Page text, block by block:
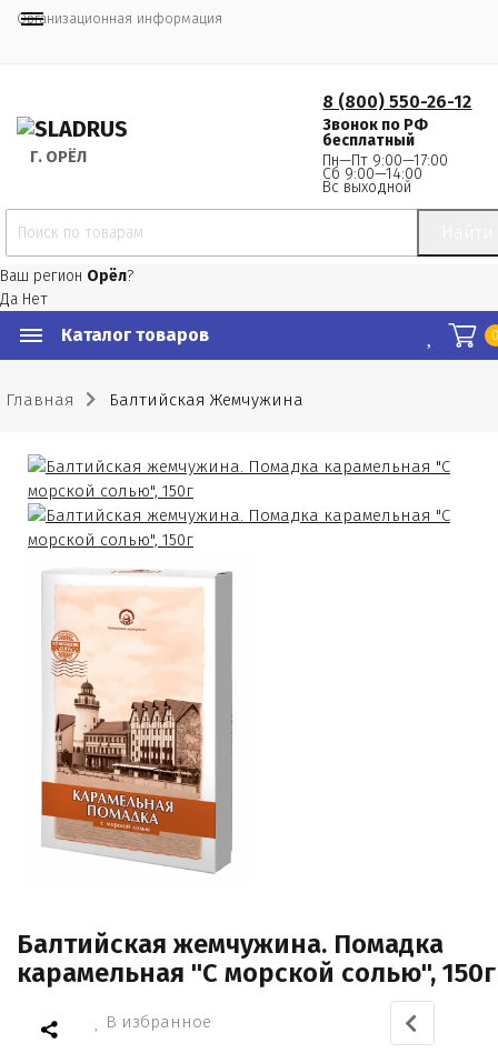
Организационная информация
Г. ОРЁЛ
8 (800) 550-26-12
Звонок по РФ
бесплатный
Пн—Пт 9:00—17:00
Сб 9:00—14:00
Вс выходной
Ваш регион Орёл?
Да Нет
Каталог товаров
Главная Балтийская Жемчужина
Балтийская жемчужина. Помадка
карамельная "С морской солью", 150г
В избранное